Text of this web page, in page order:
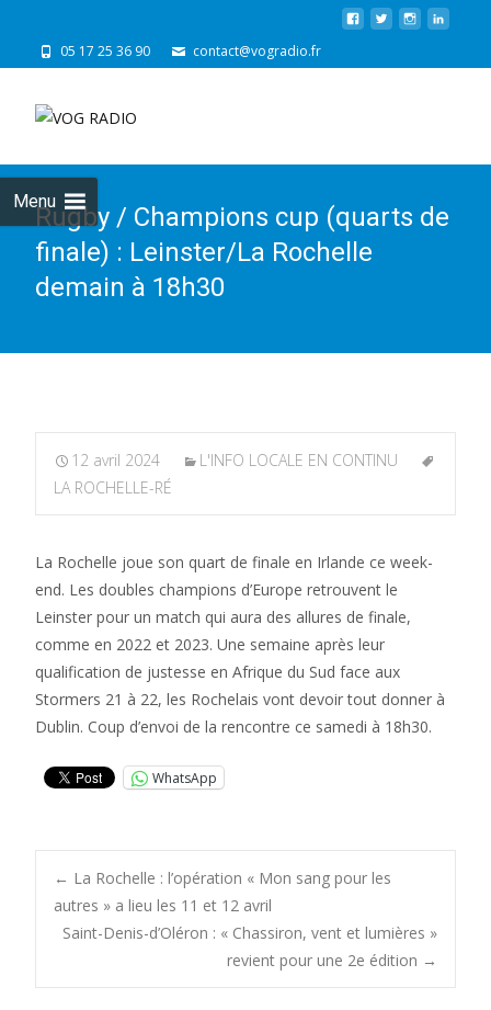
05 17 25 36 90 contact@vogradio.fr
Menu
Rugby / Champions cup (quarts de
finale) : Leinster/La Rochelle
demain à 18h30
12 avril 2024
L'INFO LOCALE EN CONTINU
LA ROCHELLE-RÉ
La Rochelle joue son quart de finale en Irlande ce week-
end. Les doubles champions d’Europe retrouvent le
Leinster pour un match qui aura des allures de finale,
comme en 2022 et 2023. Une semaine après leur
qualification de justesse en Afrique du Sud face aux
Stormers 21 à 22, les Rochelais vont devoir tout donner à
Dublin. Coup d’envoi de la rencontre ce samedi à 18h30.
WhatsApp
Post
navigation
← La Rochelle : l’opération « Mon sang pour les
autres » a lieu les 11 et 12 avril
Saint-Denis-d’Oléron : « Chassiron, vent et lumières »
revient pour une 2e édition →